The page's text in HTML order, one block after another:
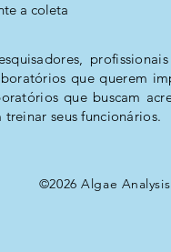
a coleta
que querem
que buscam
seus funcionários.
©2026 Algae